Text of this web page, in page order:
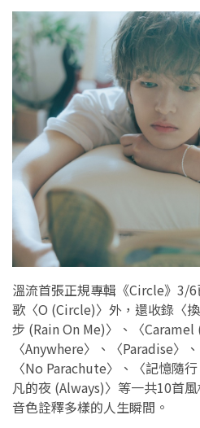
溫流首張正規專輯《Circle》3/
歌〈O (Circle)〉外，還收錄〈
步 (Rain On Me)〉、〈Caramel
〈Anywhere〉、〈Paradise〉
〈No Parachute〉、〈記憶隨
凡的夜 (Always)〉等一共10首
音色詮釋多樣的人生瞬間。